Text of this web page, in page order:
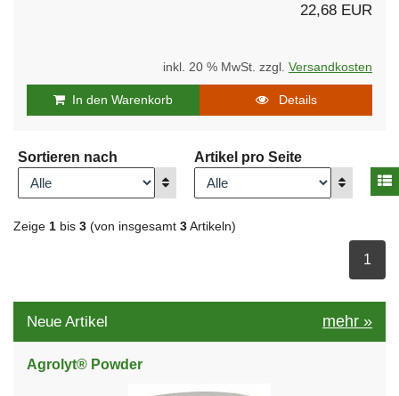
22,68 EUR
inkl. 20 % MwSt. zzgl. Versandkosten
In den Warenkorb Details
Sortieren nach
Anzeigen
Artikel pro Seite
Anzeigen
Zeige 1 bis 3 (von insgesamt 3 Artikeln)
1
Neue Artikel mehr »
Agrolyt® Powder